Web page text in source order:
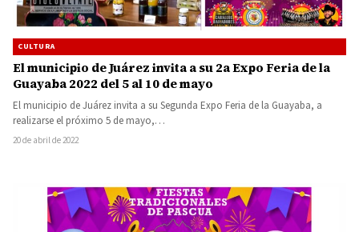
CULTURA
El municipio de Juárez invita a su 2a Expo Feria de la
Guayaba 2022 del 5 al 10 de mayo
El municipio de Juárez invita a su Segunda Expo Feria de la Guayaba, a
realizarse el próximo 5 de mayo,…
20 de abril de 2022